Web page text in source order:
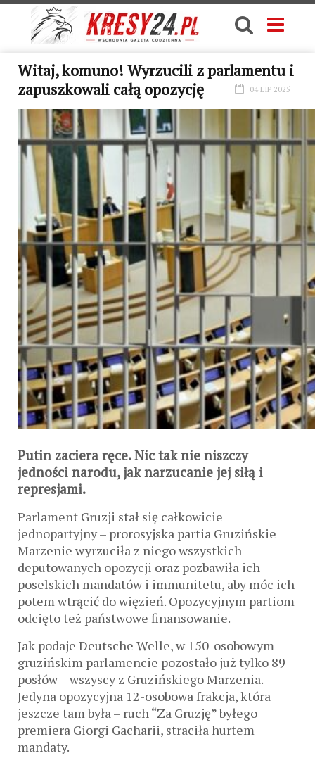
Witaj, komuno! Wyrzucili z parlamentu i
zapuszkowali całą opozycję
04 LIP 2025
Putin zaciera ręce. Nic tak nie niszczy
jedności narodu, jak narzucanie jej siłą i
represjami.
Parlament Gruzji stał się całkowicie
jednopartyjny – prorosyjska partia Gruzińskie
Marzenie wyrzuciła z niego wszystkich
deputowanych opozycji oraz pozbawiła ich
poselskich mandatów i immunitetu, aby móc ich
potem wtrącić do więzień. Opozycyjnym partiom
odcięto też państwowe finansowanie.
Jak podaje Deutsche Welle, w 150-osobowym
gruzińskim parlamencie pozostało już tylko 89
posłów – wszyscy z Gruzińskiego Marzenia.
Jedyna opozycyjna 12-osobowa frakcja, która
jeszcze tam była – ruch “Za Gruzję” byłego
premiera Giorgi Gacharii, straciła hurtem
mandaty.